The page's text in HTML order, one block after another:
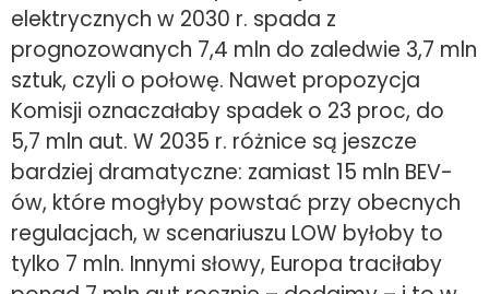
elektrycznych w 2030 r. spada z
prognozowanych 7,4 mln do zaledwie 3,7 mln
sztuk, czyli o połowę. Nawet propozycja
Komisji oznaczałaby spadek o 23 proc, do
5,7 mln aut. W 2035 r. różnice są jeszcze
bardziej dramatyczne: zamiast 15 mln BEV-
ów, które mogłyby powstać przy obecnych
regulacjach, w scenariuszu LOW byłoby to
tylko 7 mln. Innymi słowy, Europa traciłaby